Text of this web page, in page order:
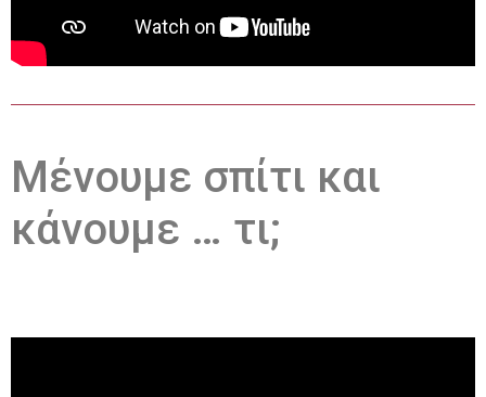
Μένουμε σπίτι και
κάνουμε … τι;